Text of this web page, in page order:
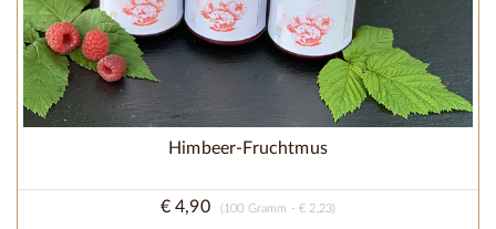
Himbeer-Fruchtmus
€ 4,90 (100 Gramm - € 2,23)